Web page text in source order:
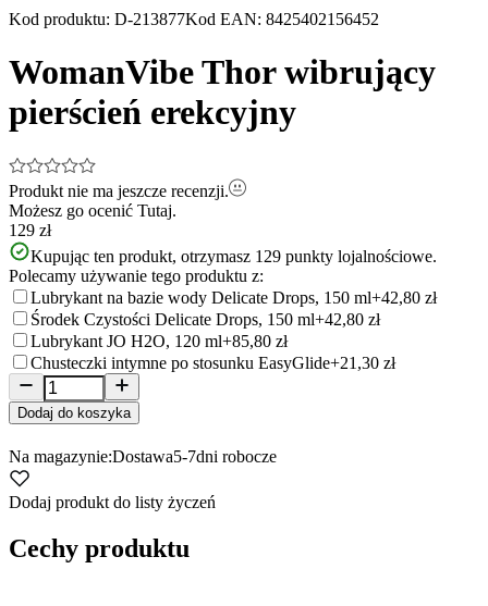
Kod produktu: D-213877Kod EAN: 8425402156452
WomanVibe Thor wibrujący
pierścień erekcyjny
Produkt nie ma jeszcze recenzji.
Możesz go ocenić Tutaj.
129 zł
Kupując ten produkt, otrzymasz 129 punkty lojalnościowe.
Polecamy używanie tego produktu z:
Lubrykant na bazie wody Delicate Drops, 150 ml+42,80 zł
Środek Czystości Delicate Drops, 150 ml+42,80 zł
Lubrykant JO H2O, 120 ml+85,80 zł
Chusteczki intymne po stosunku EasyGlide+21,30 zł
Dodaj do koszyka
Na magazynie:Dostawa5-7dni robocze
Dodaj produkt do listy życzeń
Cechy produktu